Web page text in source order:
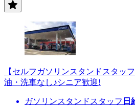
【セルフガソリンスタンドスタ
油・洗車なし♪シニア歓迎!
ガソリンスタンドスタッフ 日